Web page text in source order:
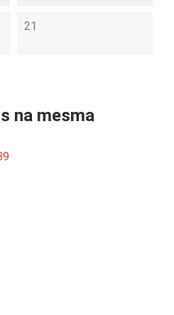
21
na mesma